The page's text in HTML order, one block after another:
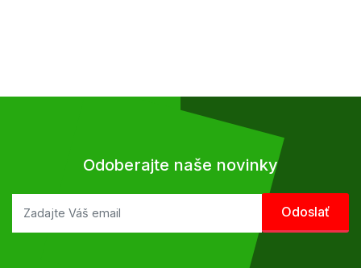
Odoberajte naše novinky